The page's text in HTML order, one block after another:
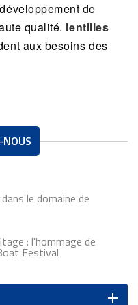
de
qualité. lentilles
aux besoins des
le domaine de
: l'hommage de
Festival